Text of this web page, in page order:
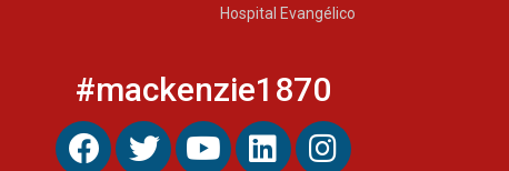
Hospital Evangélico
#mackenzie1870